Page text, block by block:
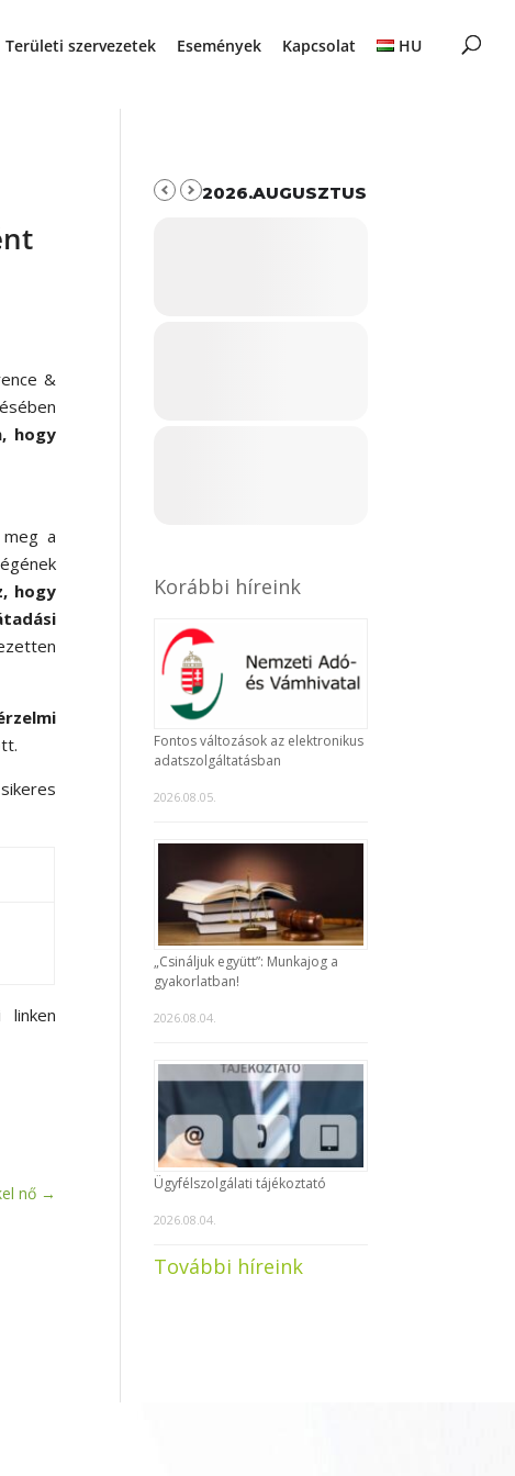
Területi szervezetek Események Kapcsolat HU
&
hogy
a
hogy
linken
nő →
2026.AUGUSZTUS
Korábbi híreink
Fontos változások az elektronikus
adatszolgáltatásban
2026.08.05.
„Csináljuk együtt”: Munkajog a
gyakorlatban!
2026.08.04.
Ügyfélszolgálati tájékoztató
2026.08.04.
További híreink